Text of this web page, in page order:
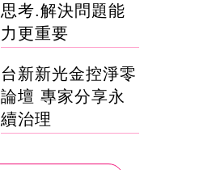
思考.解決問題能
力更重要
台新新光金控淨零
論壇 專家分享永
續治理